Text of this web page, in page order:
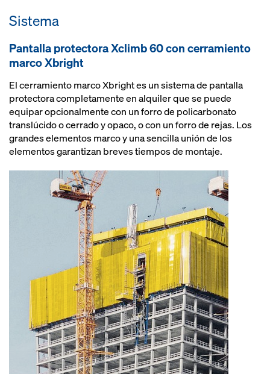
Sistema
Pantalla protectora Xclimb 60 con cerramiento
marco Xbright
El cerramiento marco Xbright es un sistema de pantalla
protectora completamente en alquiler que se puede
equipar opcionalmente con un forro de policarbonato
translúcido o cerrado y opaco, o con un forro de rejas. Los
grandes elementos marco y una sencilla unión de los
elementos garantizan breves tiempos de montaje.